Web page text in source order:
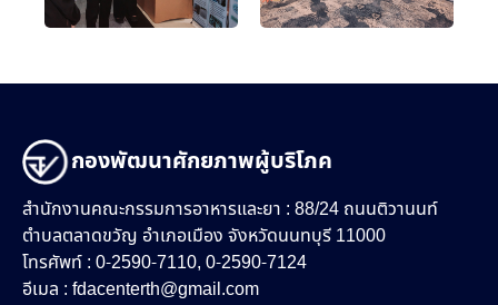
กองพัฒนาศักยภาพผู้บริโภค
สำนักงานคณะกรรมการอาหารและยา : 88/24 ถนนติวานนท์
ตำบลตลาดขวัญ อำเภอเมือง จังหวัดนนทบุรี 11000
โทรศัพท์ : 0-2590-7110, 0-2590-7124
อีเมล : fdacenterth@gmail.com